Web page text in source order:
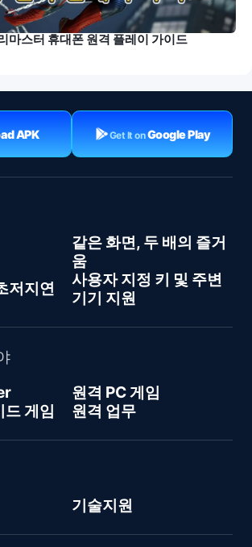
마스터 휴대폰 원격 플레이 가이드
APK Get It onGoogle Play
같은 화면, 두 배의 즐거
움
저지연
사용자 지정 키 및 주변
기기 지원
원격 PC 게임
드 게임
원격 업무
기술지원